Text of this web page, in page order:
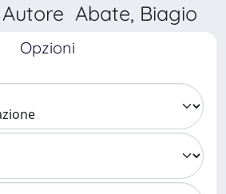
Abate, Biagio
Opzioni